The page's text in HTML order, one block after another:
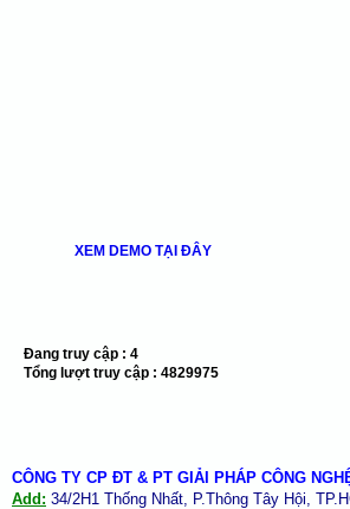
XEM DEMO TẠI ĐÂY
Đang truy cập : 4
Tổng lượt truy cập : 4829975
CÔNG TY CP ĐT & PT GIẢI PHÁP CÔNG
Add: 34/2H1 Thống Nhất, P.Thông Tây Hội,